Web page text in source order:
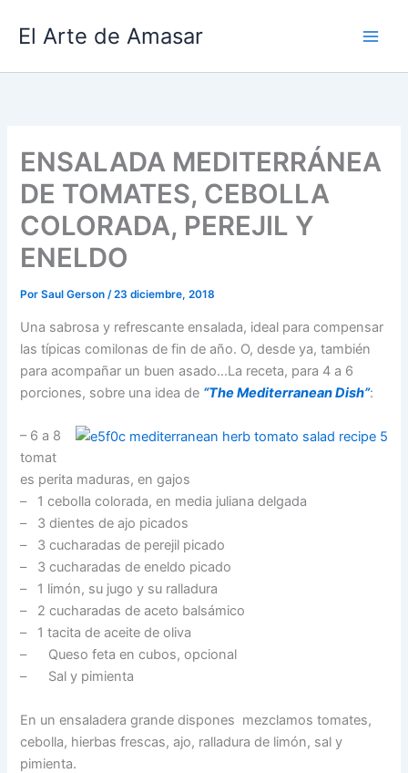
El Arte de Amasar
ENSALADA MEDITERRÁNEA
DE TOMATES, CEBOLLA
COLORADA, PEREJIL Y
ENELDO
PorSaul Gerson/23 diciembre, 2018
Una sabrosa y refrescante ensalada, ideal para compensar
las típicas comilonas de fin de año. O, desde ya, también
para acompañar un buen asado…La receta, para 4 a 6
porciones, sobre una idea de “The Mediterranean Dish”:
– 6 a 8
tomat
es perita maduras, en gajos
– 1 cebolla colorada, en media juliana delgada
– 3 dientes de ajo picados
– 3 cucharadas de perejil picado
– 3 cucharadas de eneldo picado
– 1 limón, su jugo y su ralladura
– 2 cucharadas de aceto balsámico
– 1 tacita de aceite de oliva
– Queso feta en cubos, opcional
– Sal y pimienta
En un ensaladera grande dispones mezclamos tomates,
cebolla, hierbas frescas, ajo, ralladura de limón, sal y
pimienta.